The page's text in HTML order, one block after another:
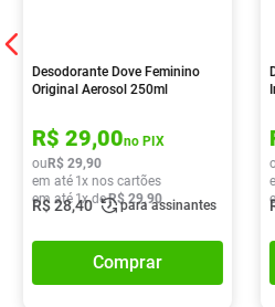
Desodorante Dove Feminino
Original Aerosol 250ml
R$ 29,00no PIX
ou R$ 29,90
em até 1x nos cartões
em até 1x deR$ 29,90
R$28,40 para assinantes
Comprar